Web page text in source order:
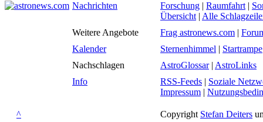
Nachrichten Forschung | Raumfahrt |
Übersicht | Alle
Weitere Angebote
Frag astronews.com |
Kalender
Sternenhimmel | Startrampe
Nachschlagen
AstroGlossar| AstroLinks
Info
RSS-Feeds | Soziale
Impressum |
^ Copyright Stefan Deiters